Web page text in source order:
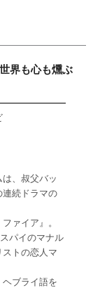
界も心も燻ぶ
、叔父バッ
連続ドラマの
ァイア』。
パイのマナル
トの恋人マ
ヘブライ語を